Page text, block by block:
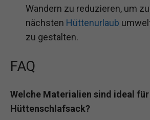
Wandern zu reduzieren, um
nächsten Hüttenurlaub
zu gestalten.
FAQ
Welche Materialien sind ideal für
Hüttenschlafsack?